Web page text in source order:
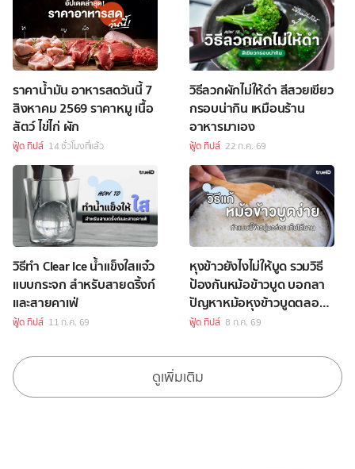
ราคาน้ำมัน อาหารสดวันนี้ 7
สิงหาคม 2569 ราคาหมู เนื้อ
สัตว์ ไข่ไก่ ผัก
ฟู้ด ทิปส์ 14 ชั่วโมงที่แล้ว
วิธีลวกผักไม่ให้ดำ สีสวยเขียว
กรอบน่ากิน เหมือนร้าน
อาหารมาเอง
ฟู้ด ทิปส์ 22 ก.ค. 69
วิธีทำ Clear Ice น้ำแข็งใสแจ๋ว
แบบกระจก สำหรับสายดริ้งก์
และสายคาเฟ่
ฟู้ด ทิปส์ 11 ก.ค. 69
หุงข้าวยังไงไม่ให้บูด รวมวิธี
ป้องกันหม้อข้าวบูด บอกลา
ปัญหาหม้อหุงข้าวบูดตลอด
ไปได้เลย
ฟู้ด ทิปส์ 8 ก.ค. 69
ดูเพิ่มเติม